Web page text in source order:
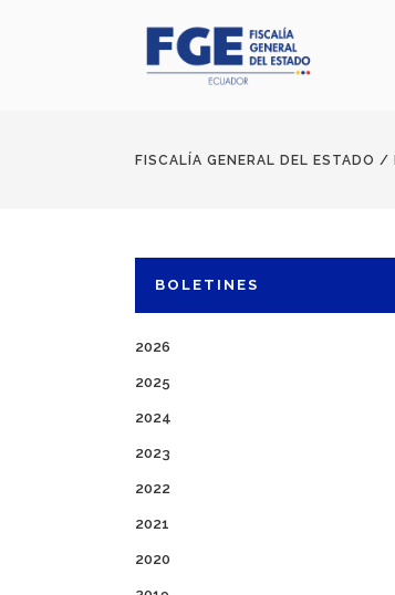
FISCALÍA GENERAL DEL ESTADO /
BOLETINES
2026
2025
2024
2023
2022
2021
2020